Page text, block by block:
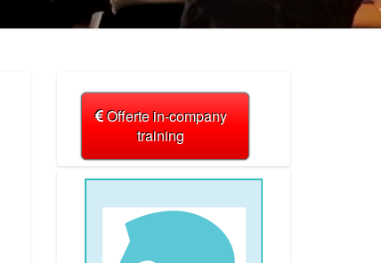
Offerte in-company
training